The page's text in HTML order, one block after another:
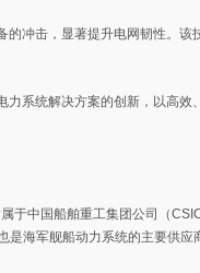
冲击，显著提升电网韧性。该
系统解决方案的创新，以高效
于中国船舶重工集团公司（
海军舰船动力系统的主要供应